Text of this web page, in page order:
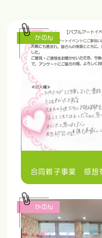
合同親子事業 感想
かのん
かのん